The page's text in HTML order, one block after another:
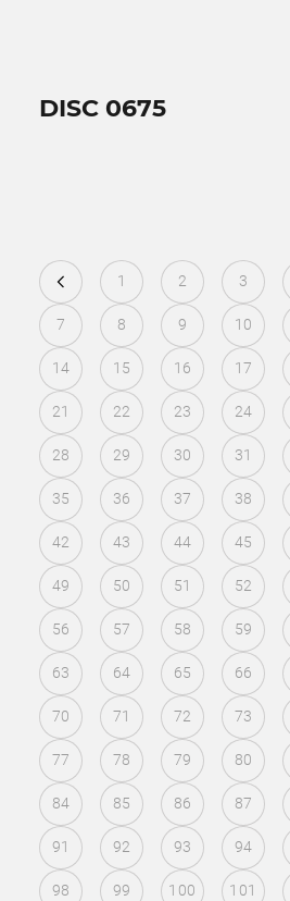
DISC 0675
1 2 3
7 8 9 10
14 15 16 17
21 22 23 24
28 29 30 31
35 36 37 38
42 43 44 45
49 50 51 52
56 57 58 59
63 64 65 66
70 71 72 73
77 78 79 80
84 85 86 87
91 92 93 94
98 99 100 101